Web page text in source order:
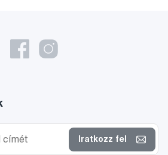
Iratkozz fel